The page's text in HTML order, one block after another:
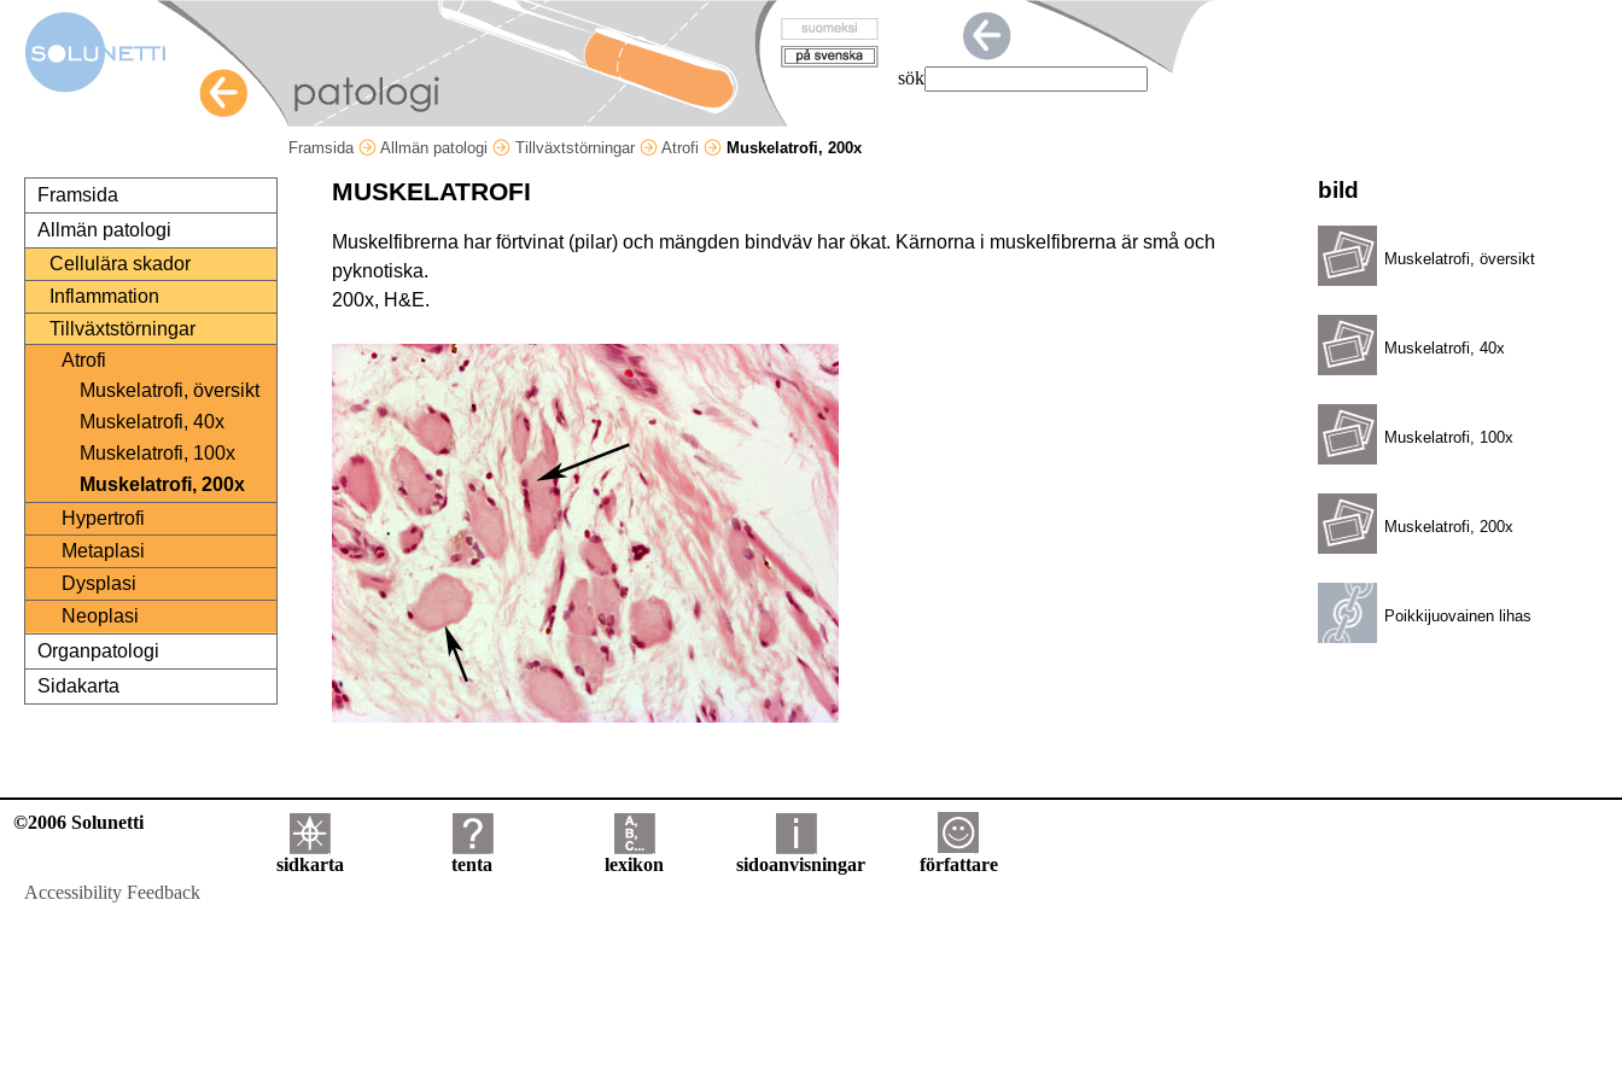
sök
Framsida Allmän patologi Tillväxtstörningar Atrofi Muskelatrofi, 200x
Framsida
Allmän patologi
Cellulära skador
Inflammation
Tillväxtstörningar
Atrofi
Muskelatrofi, översikt
Muskelatrofi, 40x
Muskelatrofi, 100x
Muskelatrofi, 200x
Hypertrofi
Metaplasi
Dysplasi
Neoplasi
Organpatologi
Sidakarta
bild
Muskelatrofi, översikt
Muskelatrofi, 40x
Muskelatrofi, 100x
Muskelatrofi, 200x
Poikkijuovainen lihas
MUSKELATROFI
Muskelfibrerna har förtvinat (pilar) och mängden bindväv har ökat. Kärnorna i muskelfibrerna är små och
pyknotiska.
200x, H&E.
©2006 Solunetti
sidkarta tenta lexikon sidoanvisningar
författare
Accessibility Feedback